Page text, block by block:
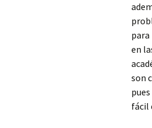
para
en
son
fácil